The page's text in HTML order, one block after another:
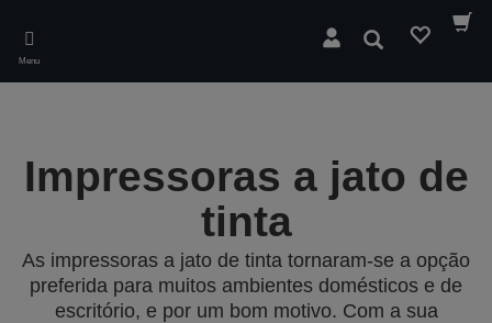
main
content
Menu
Pesquisar
Impressoras a jato de
tinta
As impressoras a jato de tinta tornaram-se a opção
preferida para muitos ambientes domésticos e de
escritório, e por um bom motivo. Com a sua